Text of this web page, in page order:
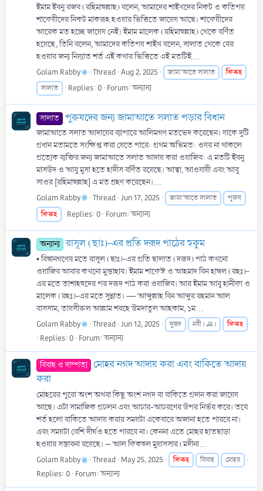
ইমাম ইবনু রজব (রহিমাহুল্লাহ) বলেন, আমাদের শাইখদের নিকট ও কতিপয়
শাফেয়ীদের নিকট মাকরূহ হওয়ার ভিত্তিতে জায়েয আছে। শাফেয়ীদের
আরেক মত হচ্ছে জায়েয নেই। ইমাম মালেক (রহিমাহুল্লাহ) থেকে বর্ণিত
হয়েছে, তিনি বলেন, আমাদের কতিপয় শাইখ বলেন, সালাত থেকে বের
হওয়ার জন্য নিয়্যাত শর্ত এই কথার ভিত্তিতে এই মতটিই...
Golam Rabby Thread Aug 2, 2025 জামা'আতে সালাত ফিকহ
সালাত Replies: 0 Forum:অন্যান্য
সালাত পুরুষদের জন্য জামাআতে সলাত পড়ার বিধান
জামাআতে সলাত আদায়ের ব্যাপারে আলিমগণ মতভেদ করেছেন। যাকে দুটি
প্রধান মতামতে সংক্ষিপ্ত করা যেতে পারে: প্রথম অভিমত: ওযর না থাকলে
প্রত্যেক ব্যক্তির জন্য জামাআতে সলাত আদায় করা ওয়াজিব: এ মতটি ইবনু
মাসউদ ও আবু মুসা হতে হাদীস বর্ণিত রয়েছে। আত্বা, আওযায়ী এবং আবু
সাওর [রহিমাহুল্লাহ] এ মত গ্রহণ করেছেন।...
Golam Rabby Thread Jun 17, 2025 জামা'আতে সালাত পুরুষ
ফিকহ Replies: 0 Forum:অন্যান্য
অন্যান্য রাসূল (ছাঃ)-এর প্রতি দরূদ পাঠের হুকুম
• বিদ্বানগণের মতে রাসূল (ছাঃ)-এর প্রতি ছালাত (দরূদ) পাঠ কখনো
ওয়াজিব আবার কখনো মুস্তাহাব। ইমাম শাফেঈ ও আহমাদ বিন হাম্বল (রহঃ)-
এর মতে তাশাহহুদের পর দরূদ পাঠ করা ওয়াজিব। আর ইমাম আবূ হানীফা ও
মালেক (রহঃ)-এর মতে সুন্নাত। — আব্দুল্লাহ বিন আব্দুর রহমান আল
বাসসাম, তায়সীরুল আল্লাম শরহে উমদাতুল আহকাম, ১ম...
Golam Rabby Thread Jun 12, 2025 দুরূদ নবী (ﷺ)
ফিকহ
Replies: 0 Forum:অন্যান্য
বিবাহ ও দাম্পত্য মোহর নগদ আদায় করা এবং বাকিতে আদায়
করা
মোহরের পুরো অংশ অথবা কিছু অংশ নগদ বা বাকিতে প্রদান করা জায়েয
আছে। এটা সামাজিক প্রচলন এবং আচার-আচরণের উপর নির্ভর করে। তবে
শর্ত হলো বাকিতে আদায় করার সময়টা একেবারে অজানা হতে পারবে না।
এবং সময়টা বেশি দীর্ঘও হতে পারবে না। কেননা এতে মোহর হাতছাড়া
হওয়ার সম্ভাবনা রয়েছে। – আল ফিকহুল মুয়াসসার (মদীনা...
Golam Rabby Thread May 25, 2025 ফিকহ বিবাহ মোহর
Replies: 0 Forum:অন্যান্য